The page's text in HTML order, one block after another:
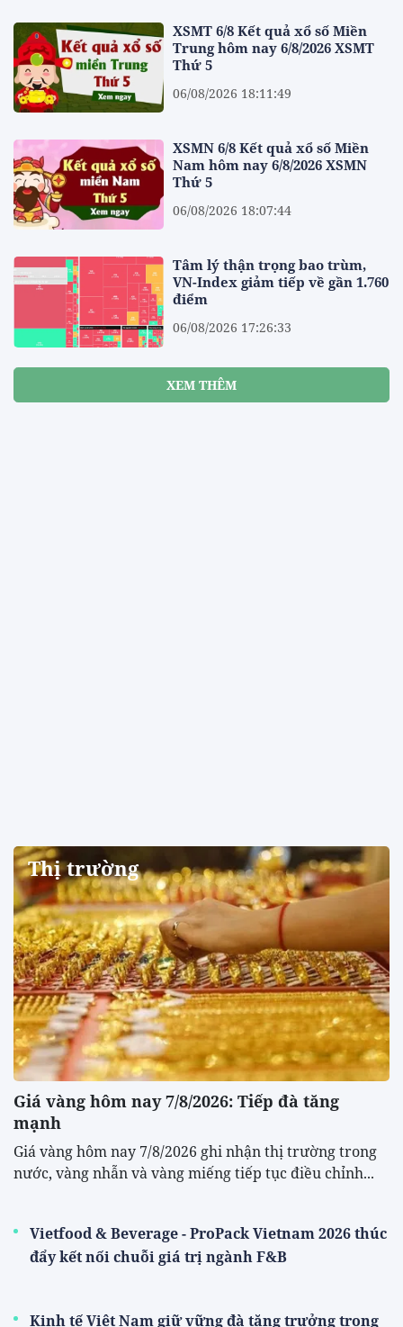
XSMT 6/8 Kết quả xổ số Miền
Trung hôm nay 6/8/2026 XSMT
Thứ 5
06/08/2026 18:11:49
XSMN 6/8 Kết quả xổ số Miền
Nam hôm nay 6/8/2026 XSMN
Thứ 5
06/08/2026 18:07:44
Tâm lý thận trọng bao trùm,
VN-Index giảm tiếp về gần 1.760
điểm
06/08/2026 17:26:33
XEM THÊM
Thị trường
Giá vàng hôm nay 7/8/2026: Tiếp đà tăng
mạnh
Giá vàng hôm nay 7/8/2026 ghi nhận thị trường trong
nước, vàng nhẫn và vàng miếng tiếp tục điều chỉnh...
Vietfood & Beverage - ProPack Vietnam 2026 thúc
đẩy kết nối chuỗi giá trị ngành F&B
Kinh tế Việt Nam giữ vững đà tăng trưởng trong